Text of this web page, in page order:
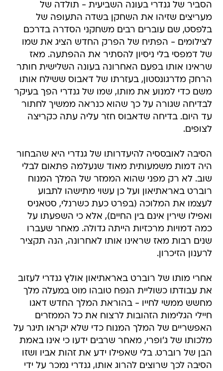
הסביר של גנדרי בעונה השביעית - תולדה של
מעריצים שזיהו את השחקן בשדה התעופה של
בלפסט, שם עוברים רבים משחקני הסדרה בדרכם
לצילומים - הפתיח של הפרק החדש הציג את שמו
של דמפסי בלי ניסיון להסתיר את ההפתעה. מאז
שראינו אותו בפעם האחרונה בעונה השלישית חותר
הרחק מדרגונסטון, בעזרתו של דאבוס ששילח אותו
משם כדי למנוע את מותו, שמו של גנדרי הפך בעיקר
לבדיחה שגורה על כך שהוא כנראה ממשיך לחתור
עד היום. בדיחה שדאבוס חזר עליה עתה כקריצה
לצופים.
הסיבה לאובססיה להיעדרותו של גנדרי היא שהבחור
היה דמות משמעותית מאוד שנעלמה פתאום לבלי
שוב. לא רק מפני שהוא הממזר של המלך המנוח
רוברט באראתיאון ועל כן עשוי מתישהו לתבוע
לעצמו את המלוכה (בפרט כעת כשרנלי, סטאניס
ואפילו שירין אינם בין החיים), אלא כי השפעתו על
כמה דמויות מרכזיות הייתה גדולה. מאחר שעברו
שנים רבות מאז שראינו אותו לאחרונה, הנה תקציר
לרענון הזיכרון.
אחרי מותו של רוברט באראתיאון אולץ גנדרי לעזוב
את עבודתו כשוליית הנפח טובהו מוט במעלה מלך
מחשש ממשי לחייו - בהוראת המלך החדש דאגו
חיילי הגלימות הזהובות לרצוח את כל הממזרים
האפשריים של המלך המנוח כדי שלא יקראו תיגר על
מלכותו של ג'ופרי, מאחר שרבים ידעו כי אינו באמת
הבן של רוברט. בלי שאפילו ידע את זהות אביו ושזו
הסיבה לכך שרוצים להרוג אותו, גנדרי נמכר על ידי